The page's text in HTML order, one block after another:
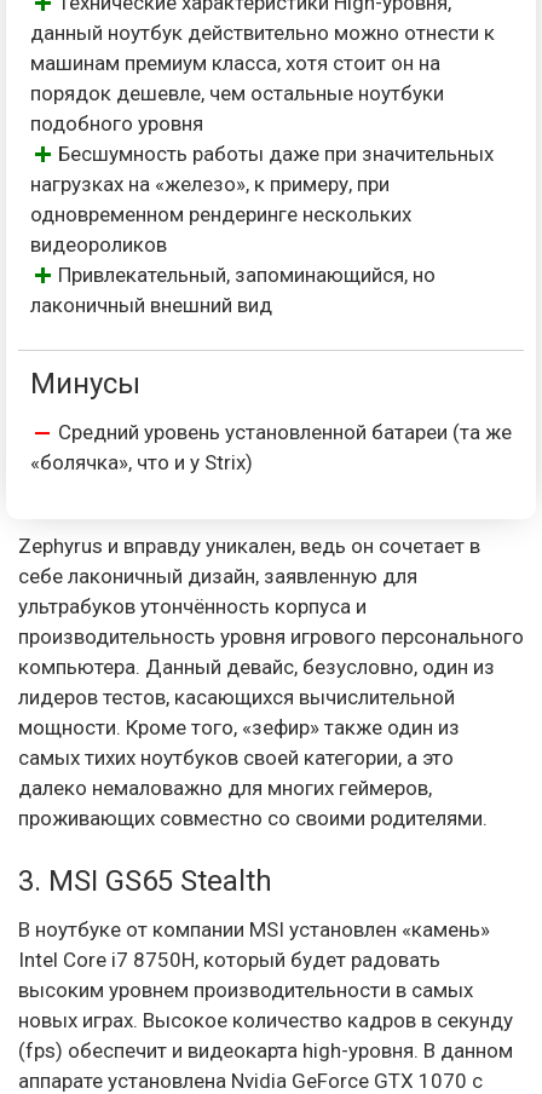
данный ноутбук действительно можно отнести к
машинам премиум класса, хотя стоит он на
порядок дешевле, чем остальные ноутбуки
подобного уровня
Бесшумность работы даже при значительных
нагрузках на «железо», к примеру, при
одновременном рендеринге нескольких
видеороликов
Привлекательный, запоминающийся, но
лаконичный внешний вид
Минусы
Средний уровень установленной батареи (та же
«болячка», что и у Strix)
Zephyrus и вправду уникален, ведь он сочетает в
себе лаконичный дизайн, заявленную для
ультрабуков утончённость корпуса и
производительность уровня игрового персонального
компьютера. Данный девайс, безусловно, один из
лидеров тестов, касающихся вычислительной
мощности. Кроме того, «зефир» также один из
самых тихих ноутбуков своей категории, а это
далеко немаловажно для многих геймеров,
проживающих совместно со своими родителями.
3. MSI GS65 Stealth
В ноутбуке от компании MSI установлен «камень»
Intel Core i7 8750H, который будет радовать
высоким уровнем производительности в самых
новых играх. Высокое количество кадров в секунду
(fps) обеспечит и видеокарта high-уровня. В данном
аппарате установлена Nvidia GeForce GTX 1070 с